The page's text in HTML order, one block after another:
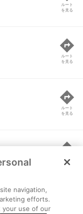
ルート
を見る
ルート
を見る
ルート
を見る
ルート
を見る
navigation,
efforts.
your use of our